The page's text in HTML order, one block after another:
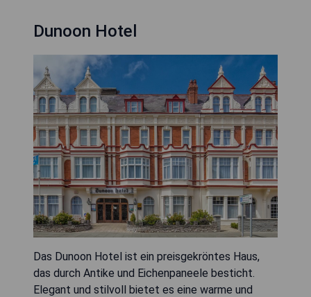
Dunoon Hotel
Das Dunoon Hotel ist ein preisgekröntes Haus,
das durch Antike und Eichenpaneele besticht.
Elegant und stilvoll bietet es eine warme und